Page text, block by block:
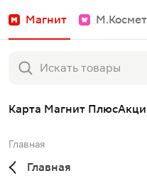
Магнит
Карта Магнит Плюс
Главная
Главная